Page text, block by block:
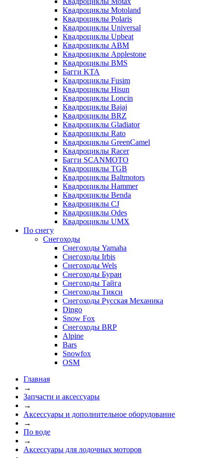
Квадроциклы Motoland
Квадроциклы Polaris
Квадроциклы Universal
Квадроциклы Upbeat
Квадроциклы ABM
Квадроциклы Applestone
Квадроциклы BMS
Багги KTA
Квадроциклы Fusim
Квадроциклы Hisun
Квадроциклы Loncin
Квадроциклы Bajaj
Квадроциклы BRZ
Квадроциклы Gladiator
Квадроциклы Rato
Квадроциклы GreenCamel
Квадроциклы Racer
Багги SCANMOTO
Квадроциклы TGB
Квадроциклы Baltmotors
Квадроциклы Hammer
Квадроциклы Benda
Квадроциклы CJ
Квадроциклы Odes
Квадроциклы UMX
По снегу
Снегоходы
Снегоходы Yamaha
Снегоходы Irbis
Снегоходы Wels
Снегоходы Буран
Снегоходы Тайга
Снегоходы Тикси
Снегоходы Русская Механика
Dingo
Snow Fox
Снегоходы BRP
Alpine
Bars
Snowfox
OSM
Главная
→
Запчасти и аксессуары
→
Аксессуары и дополнительное оборудование
→
По воде
→
Аксессуары для лодочных моторов